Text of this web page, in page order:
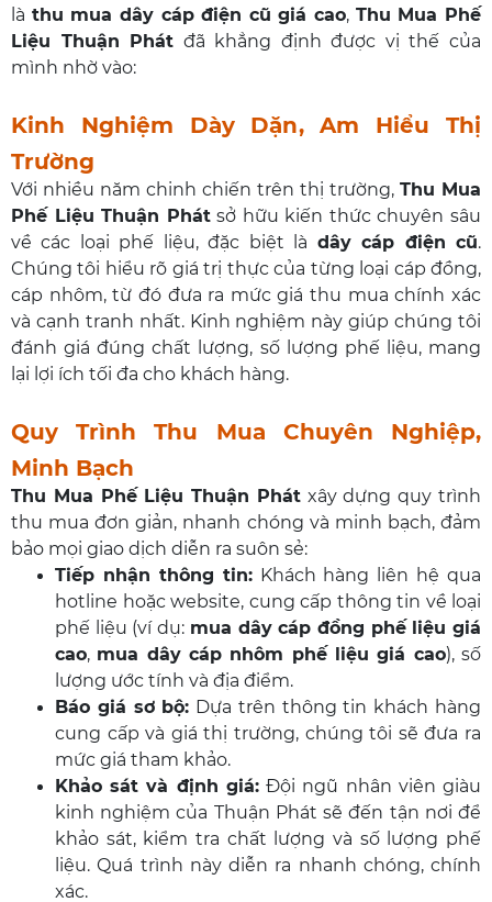
là thu mua dây cáp điện cũ giá cao, Thu Mua Phế
Liệu Thuận Phát đã khẳng định được vị thế của
mình nhờ vào:
Kinh Nghiệm Dày Dặn, Am Hiểu Thị
Trường
Với nhiều năm chinh chiến trên thị trường, Thu Mua
Phế Liệu Thuận Phátsở hữu kiến thức chuyên sâu
về các loại phế liệu, đặc biệt là dây cáp điện cũ.
Chúng tôi hiểu rõ giá trị thực của từng loại cáp đồng,
cáp nhôm, từ đó đưa ra mức giá thu mua chính xác
và cạnh tranh nhất. Kinh nghiệm này giúp chúng tôi
đánh giá đúng chất lượng, số lượng phế liệu, mang
lại lợi ích tối đa cho khách hàng.
Quy Trình Thu Mua Chuyên Nghiệp,
Minh Bạch
Thu Mua Phế Liệu Thuận Phátxây dựng quy trình
thu mua đơn giản, nhanh chóng và minh bạch, đảm
bảo mọi giao dịch diễn ra suôn sẻ:
Tiếp nhận thông tin:Khách hàng liên hệ qua
hotline hoặc website, cung cấp thông tin về loại
phế liệu (ví dụ: mua dây cáp đồng phế liệu giá
cao, mua dây cáp nhôm phế liệu giá cao), số
lượng ước tính và địa điểm.
Báo giá sơ bộ: Dựa trên thông tin khách hàng
cung cấp và giá thị trường, chúng tôi sẽ đưa ra
mức giá tham khảo.
Khảo sát và định giá:Đội ngũ nhân viên giàu
kinh nghiệm của Thuận Phát sẽ đến tận nơi để
khảo sát, kiểm tra chất lượng và số lượng phế
liệu. Quá trình này diễn ra nhanh chóng, chính
xác.